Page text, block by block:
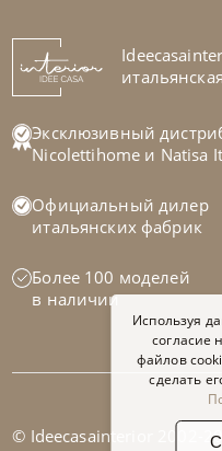
На заказ 45-90 дн
Cattelan Italia
Эксклюзивный
Nicolettihome и Natisa
Официальный дилер
итальянских фабрик
Более 100 моделей
в наличии
© Ideecasainterior 2002-
Используя
согласие
файлов
сделать